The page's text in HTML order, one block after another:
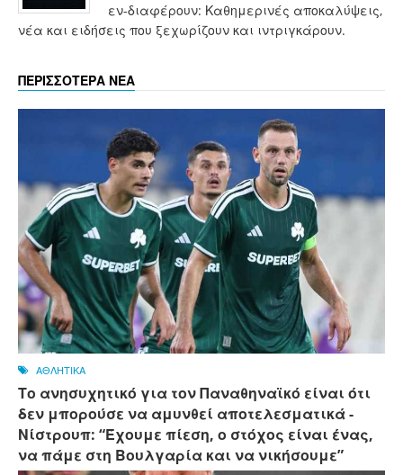
εν-διαφέρουν: Καθημερινές αποκαλύψεις,
νέα και ειδήσεις που ξεχωρίζουν και ιντριγκάρουν.
ΠΕΡΙΣΣΟΤΕΡΑ ΝΕΑ
ΑΘΛΗΤΙΚΑ
Το ανησυχητικό για τον Παναθηναϊκό είναι ότι
δεν μπορούσε να αμυνθεί αποτελεσματικά -
Νίστρουπ: “Έχουμε πίεση, ο στόχος είναι ένας,
να πάμε στη Βουλγαρία και να νικήσουμε”